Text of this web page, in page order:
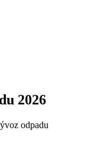
2026